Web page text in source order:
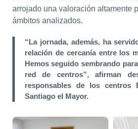
arrojado una valoración altamente
ámbitos analizados.
“La jornada, además, ha
relación de cercanía entre los
Hemos seguido sembrando
red de centros”, afirman
responsables de los centros
Santiago el Mayor.